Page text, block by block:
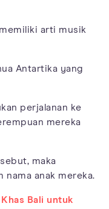
memiliki arti musik
Antartika yang
perjalanan ke
mereka
maka
nama anak mereka.
Bali untuk